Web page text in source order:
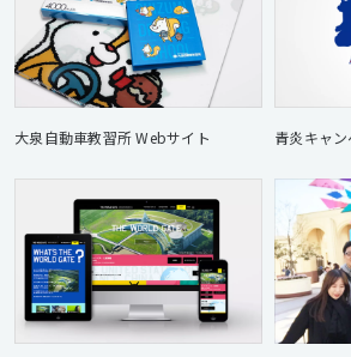
大泉自動車教習所 Webサイト